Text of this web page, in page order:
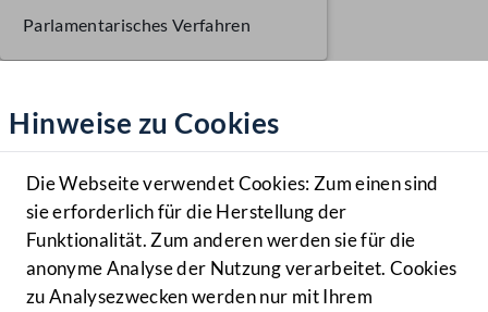
Hilfe
Benutzer
Navigationsmenü öffnen
MENÜ
Hinweise zu Cookies
Die Webseite verwendet Cookies: Zum einen sind
sie erforderlich für die Herstellung der
Funktionalität. Zum anderen werden sie für die
anonyme Analyse der Nutzung verarbeitet. Cookies
zu Analysezwecken werden nur mit Ihrem
Parlamentarisches Verfahren